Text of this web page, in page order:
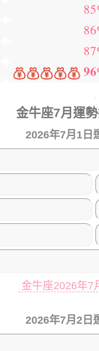
96
金牛座7月運勢
2026年7月1日
金牛座2026年7
2026年7月2日